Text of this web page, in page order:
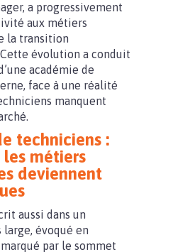
a progressivement
aux métiers
la transition
évolution a conduit
académie de
face à une réalité
manquent
techniciens :
métiers
deviennent
aussi dans un
évoqué en
par le sommet